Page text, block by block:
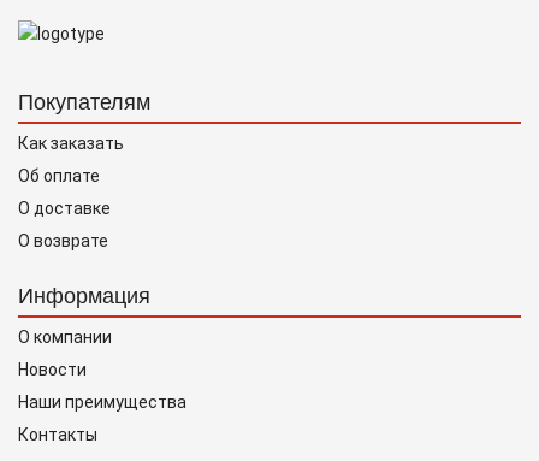
Покупателям
Как заказать
Об оплате
О доставке
О возврате
Информация
О компании
Новости
Наши преимущества
Контакты